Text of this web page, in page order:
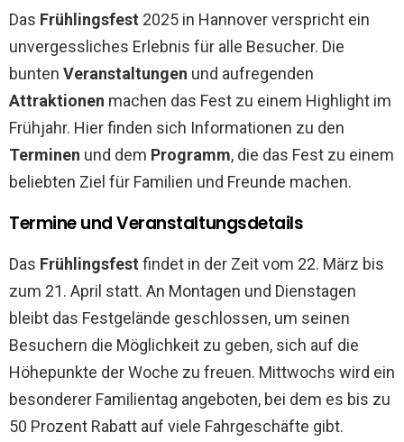
Das Frühlingsfest 2025 in Hannover verspricht ein
unvergessliches Erlebnis für alle Besucher. Die
bunten Veranstaltungen und aufregenden
Attraktionen machen das Fest zu einem Highlight im
Frühjahr. Hier finden sich Informationen zu den
Terminen und dem Programm, die das Fest zu einem
beliebten Ziel für Familien und Freunde machen.
Termine und Veranstaltungsdetails
Das Frühlingsfest findet in der Zeit vom 22. März bis
zum 21. April statt. An Montagen und Dienstagen
bleibt das Festgelände geschlossen, um seinen
Besuchern die Möglichkeit zu geben, sich auf die
Höhepunkte der Woche zu freuen. Mittwochs wird ein
besonderer Familientag angeboten, bei dem es bis zu
50 Prozent Rabatt auf viele Fahrgeschäfte gibt.